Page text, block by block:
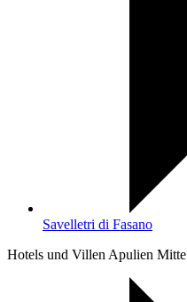
Savelletri di Fasano
Hotels und Villen Apulien Mitte